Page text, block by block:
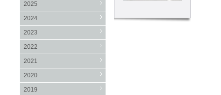
2025
2024
2023
2022
2021
2020
2019